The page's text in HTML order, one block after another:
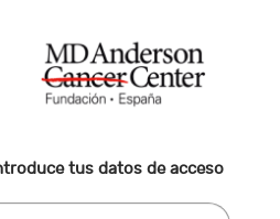
tus datos de acceso